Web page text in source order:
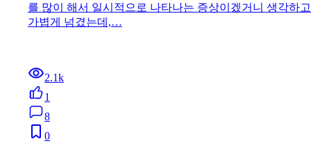
를 많이 해서 일시적으로 나타나는 증상이겠거니 생각하고
가볍게 넘겼는데,…